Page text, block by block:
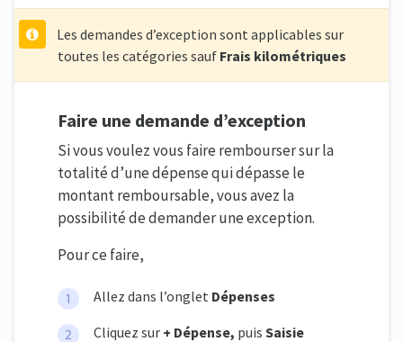
Les demandes d’exception sont applicables sur
toutes les catégories sauf Frais kilométriques
Faire une demande d’exception
Si vous voulez vous faire rembourser sur la
totalité d’une dépense qui dépasse le
montant remboursable, vous avez la
possibilité de demander une exception.
Pour ce faire,
Allez dans l’onglet Dépenses
Cliquez sur + Dépense, puis Saisie